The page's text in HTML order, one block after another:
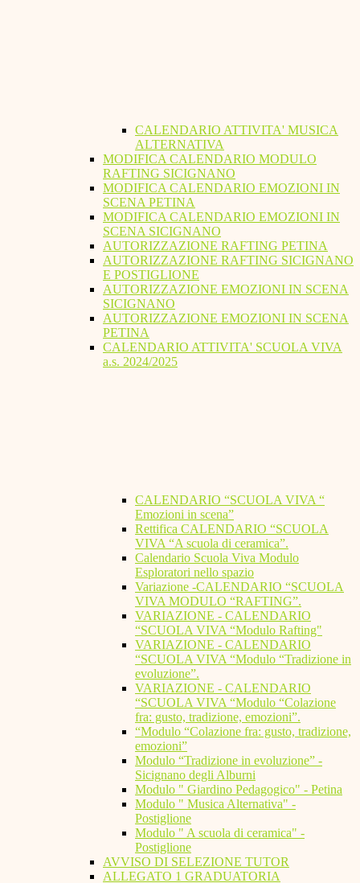
CALENDARIO ATTIVITA' MUSICA
ALTERNATIVA
MODIFICA CALENDARIO MODULO
RAFTING SICIGNANO
MODIFICA CALENDARIO EMOZIONI IN
SCENA PETINA
MODIFICA CALENDARIO EMOZIONI IN
SCENA SICIGNANO
AUTORIZZAZIONE RAFTING PETINA
AUTORIZZAZIONE RAFTING SICIGNANO
E POSTIGLIONE
AUTORIZZAZIONE EMOZIONI IN SCENA
SICIGNANO
AUTORIZZAZIONE EMOZIONI IN SCENA
PETINA
CALENDARIO ATTIVITA' SCUOLA VIVA
a.s. 2024/2025
CALENDARIO “SCUOLA VIVA “
Emozioni in scena”
Rettifica CALENDARIO “SCUOLA
VIVA “A scuola di ceramica”.
Calendario Scuola Viva Modulo
Esploratori nello spazio
Variazione -CALENDARIO “SCUOLA
VIVA MODULO “RAFTING”.
VARIAZIONE - CALENDARIO
“SCUOLA VIVA “Modulo Rafting"
VARIAZIONE - CALENDARIO
“SCUOLA VIVA “Modulo “Tradizione in
evoluzione”.
VARIAZIONE - CALENDARIO
“SCUOLA VIVA “Modulo “Colazione
fra: gusto, tradizione, emozioni”.
“Modulo “Colazione fra: gusto, tradizione,
emozioni”
Modulo “Tradizione in evoluzione” -
Sicignano degli Alburni
Modulo " Giardino Pedagogico" - Petina
Modulo " Musica Alternativa" -
Postiglione
Modulo " A scuola di ceramica" -
Postiglione
AVVISO DI SELEZIONE TUTOR
ALLEGATO 1 GRADUATORIA